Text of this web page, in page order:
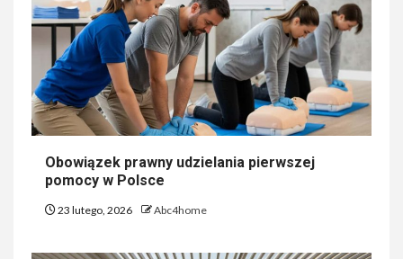
Obowiązek prawny udzielania pierwszej
pomocy w Polsce
23 lutego, 2026 Abc4home